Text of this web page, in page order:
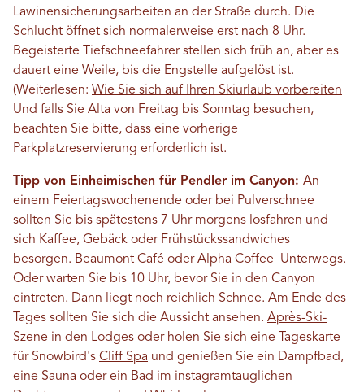
Lawinensicherungsarbeiten an der Straße durch. Die
Schlucht öffnet sich normalerweise erst nach 8 Uhr.
Begeisterte Tiefschneefahrer stellen sich früh an, aber es
dauert eine Weile, bis die Engstelle aufgelöst ist.
(Weiterlesen: Wie Sie sich auf Ihren Skiurlaub vorbereiten
Und falls Sie Alta von Freitag bis Sonntag besuchen,
beachten Sie bitte, dass eine vorherige
Parkplatzreservierung erforderlich ist.
Tipp von Einheimischen für Pendler im Canyon: An
einem Feiertagswochenende oder bei Pulverschnee
sollten Sie bis spätestens 7 Uhr morgens losfahren und
sich Kaffee, Gebäck oder Frühstückssandwiches
besorgen. Beaumont Café oderAlpha Coffee
Unterwegs.
Oder warten Sie bis 10 Uhr, bevor Sie in den Canyon
eintreten. Dann liegt noch reichlich Schnee. Am Ende des
Tages sollten Sie sich die Aussicht ansehen. Après-Ski-
Szene in den Lodges oder holen Sie sich eine Tageskarte
für Snowbird's Cliff Spa und genießen Sie ein Dampfbad,
eine Sauna oder ein Bad im instagramtauglichen